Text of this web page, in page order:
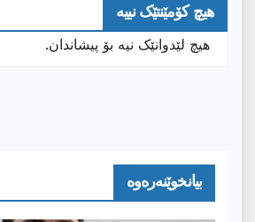
هیچ کۆمێنتێک نییە
هیچ لێدوانێک نیە بۆ پیشاندان.
بیانخوێنەرەوە